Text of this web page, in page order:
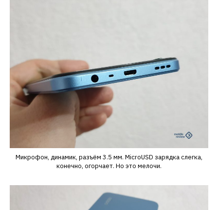
Микрофон, динамик, разъём 3.5 мм. MicroUSD зарядка слегка,
конечно, огорчает. Но это мелочи.